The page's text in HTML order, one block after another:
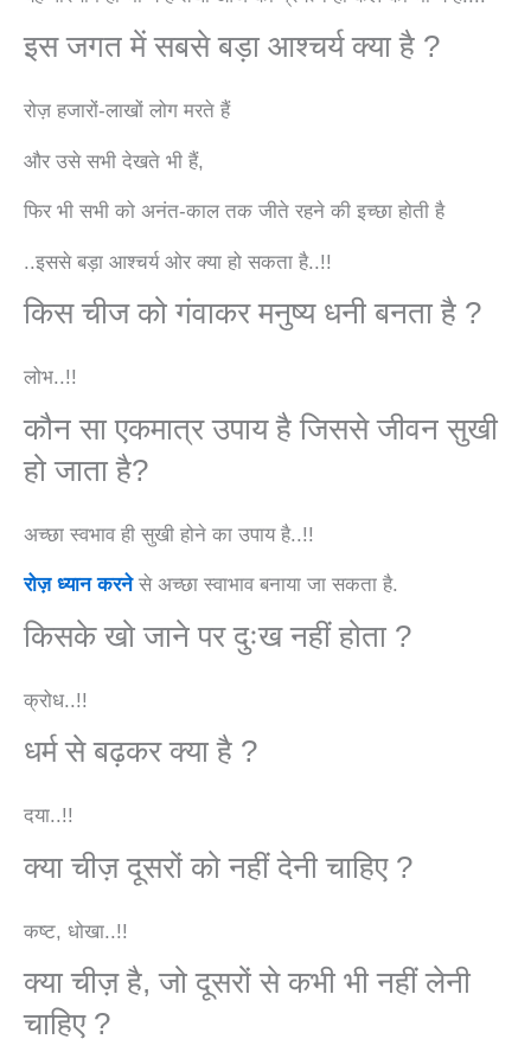
इस जगत में सबसे बड़ा आश्चर्य क्या है ?
रोज़ हजारों-लाखों लोग मरते हैं
और उसे सभी देखते भी हैं,
फिर भी सभी को अनंत-काल तक जीते रहने की इच्छा होती है
..इससे बड़ा आश्चर्य ओर क्या हो सकता है..!!
किस चीज को गंवाकर मनुष्य धनी बनता है ?
लोभ..!!
कौन सा एकमात्र उपाय है जिससे जीवन सुखी
हो जाता है?
अच्छा स्वभाव ही सुखी होने का उपाय है..!!
रोज़ ध्यान करनेसे अच्छा स्वाभाव बनाया जा सकता है.
किसके खो जाने पर दुःख नहीं होता ?
क्रोध..!!
धर्म से बढ़कर क्या है ?
दया..!!
क्या चीज़ दूसरों को नहीं देनी चाहिए ?
कष्ट, धोखा..!!
क्या चीज़ है, जो दूसरों से कभी भी नहीं लेनी
चाहिए ?